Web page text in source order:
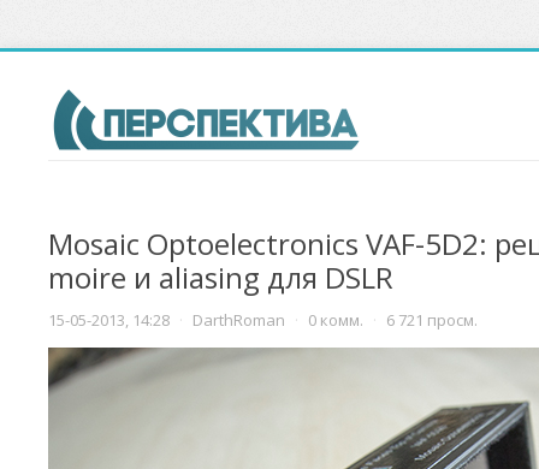
Mosaic Optoelectronics VAF-5D2:
moire и aliasing для DSLR
15-05-2013, 14:28 · DarthRoman · 0 комм. · 6 721 просм.